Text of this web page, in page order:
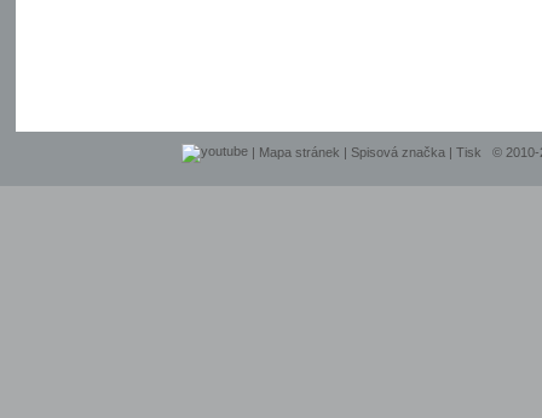
| Mapa stránek | Spisová značka | Tisk © 2010-